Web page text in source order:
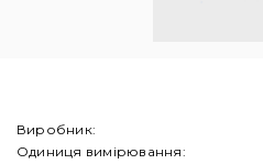
Виробник:
Одиниця вимірювання: